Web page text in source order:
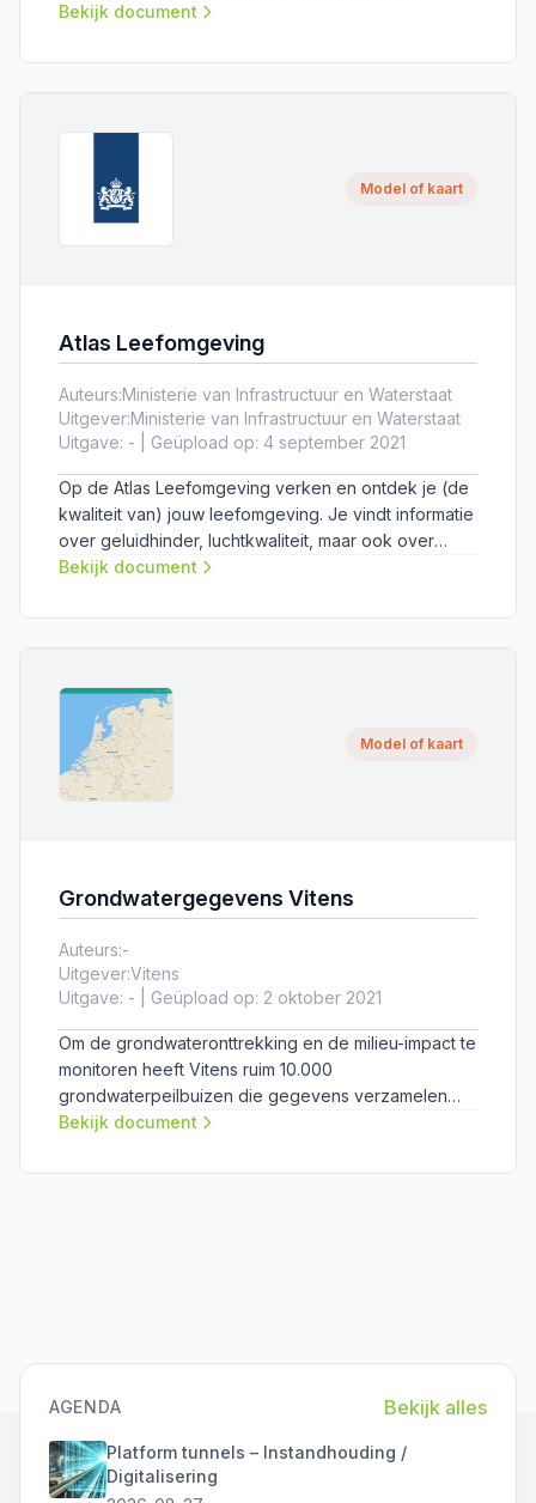
ontwikkeling van regio’s in Nederland.
Bekijk document
Model of kaart
Atlas Leefomgeving
Auteurs:Ministerie van Infrastructuur en Waterstaat
Uitgever:Ministerie van Infrastructuur en Waterstaat
Uitgave: - | Geüpload op: 4 september 2021
Op de Atlas Leefomgeving verken en ontdek je (de
kwaliteit van) jouw leefomgeving. Je vindt informatie
over geluidhinder, luchtkwaliteit, maar ook over
monumenten of wandelroutes in je omgeving.
Bekijk document
Model of kaart
Grondwatergegevens Vitens
Auteurs:-
Uitgever:Vitens
Uitgave: - | Geüpload op: 2 oktober 2021
Om de grondwateronttrekking en de milieu-impact te
monitoren heeft Vitens ruim 10.000
grondwaterpeilbuizen die gegevens verzamelen
over het verval van de grondwaterreserves in de
online viewer.
Bekijk document
AGENDA Bekijk alles
Platform tunnels – Instandhouding /
Digitalisering